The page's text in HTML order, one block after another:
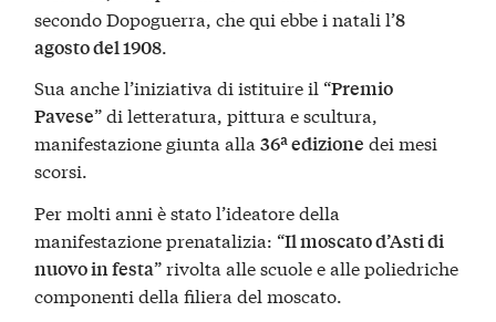
secondo Dopoguerra, che qui ebbe i natali l’8
agosto del 1908.
Sua anche l’iniziativa di istituire il “Premio
Pavese” di letteratura, pittura e scultura,
manifestazione giunta alla36ª edizione dei mesi
scorsi.
Per molti anni è stato l’ideatore della
manifestazione prenatalizia: “Il moscato d’Asti di
nuovo in festa” rivolta alle scuole e alle poliedriche
componenti della filiera del moscato.